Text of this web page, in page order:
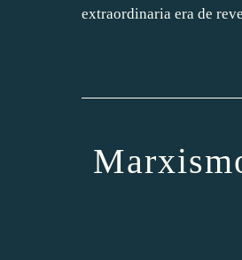
extraordinaria era de